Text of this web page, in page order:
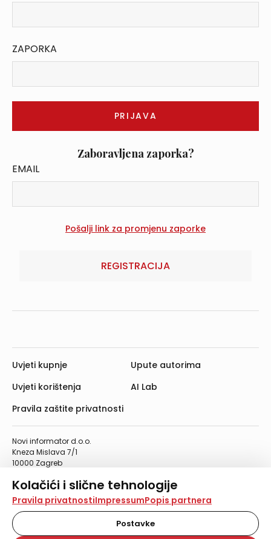
Kolačići i slične tehnologije
Na našoj web stranici koristimo kolačiće i slične
tehnologije za pohranu, čitanje i obradu informacija na
vašem uređaju. Time poboljšavamo korisničko iskustvo,
analiziramo promet na stranici te prikazujemo sadržaje i
Pravila privatnostiImpressumPopis partnera
Postavke
ZAPORKA
Zaboravljena zaporka?
EMAIL
REGISTRACIJA
Novi informator d.o.o.
Kneza Mislava 7/1
10000 Zagreb
Telefaks: 01/4612-553
info@informator.hr
PRATITE NAS:
Uvjeti kupnje
Uvjeti korištenja
Pravila zaštite privatnosti
Upute autorima
AI Lab